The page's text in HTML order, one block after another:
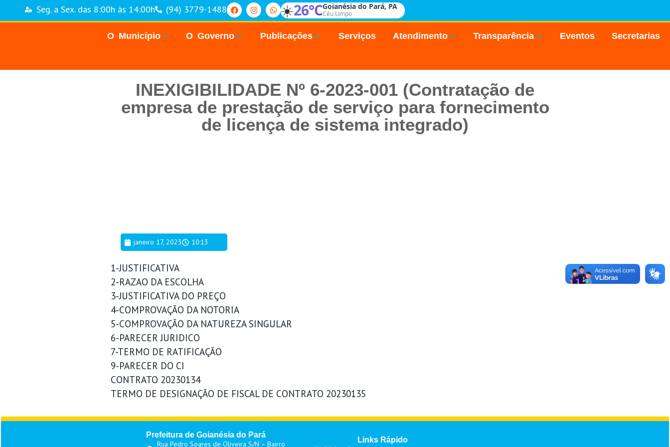
Seg. a Sex. das 8:00h às 14:00h (94) 3779-1488 ☀️26°CGoianésia do Pará, PA
Céu Limpo
O Município O Governo Publicações Serviços Atendimento Transparência Eventos Secretarias
INEXIGIBILIDADE Nº 6-2023-001 (Contratação de
empresa de prestação de serviço para fornecimento
de licença de sistema integrado)
janeiro 17, 2023 10:13
1-JUSTIFICATIVA
2-RAZAO DA ESCOLHA
3-JUSTIFICATIVA DO PREÇO
4-COMPROVAÇÃO DA NOTORIA
5-COMPROVAÇÃO DA NATUREZA SINGULAR
6-PARECER JURIDICO
7-TERMO DE RATIFICAÇÃO
9-PARECER DO CI
CONTRATO 20230134
TERMO DE DESIGNAÇÃO DE FISCAL DE CONTRATO 20230135
Prefeitura de Goianésia do Pará
Rua Pedro Soares de Oliveira S/N – Bairro Links Rápido